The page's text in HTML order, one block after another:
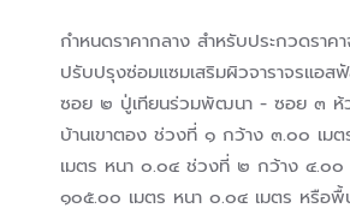
กำหนดราคากลาง สำหรับประกวดราค
ปรับปรุงซ่อมแซมเสริมผิวจาราจรแอ
ซอย ๒ ปู่เทียนร่วมพัฒนา - ซอย ๓ ห้
บ้านเขาตอง ช่วงที่ ๑ กว้าง ๓.๐๐ เม
เมตร หนา ๐.๐๔ ช่วงที่ ๒ กว้าง ๔.๐๐
๑๐๕.๐๐ เมตร หนา ๐.๐๔ เมตร หรือพื้